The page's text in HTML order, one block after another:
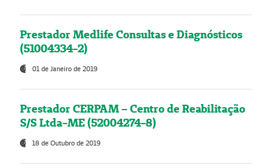
Prestador Medlife Consultas e Diagnósticos
(51004334-2)
01 de Janeiro de 2019
Prestador CERPAM – Centro de Reabilitação
S/S Ltda-ME (52004274-8)
18 de Outubro de 2019